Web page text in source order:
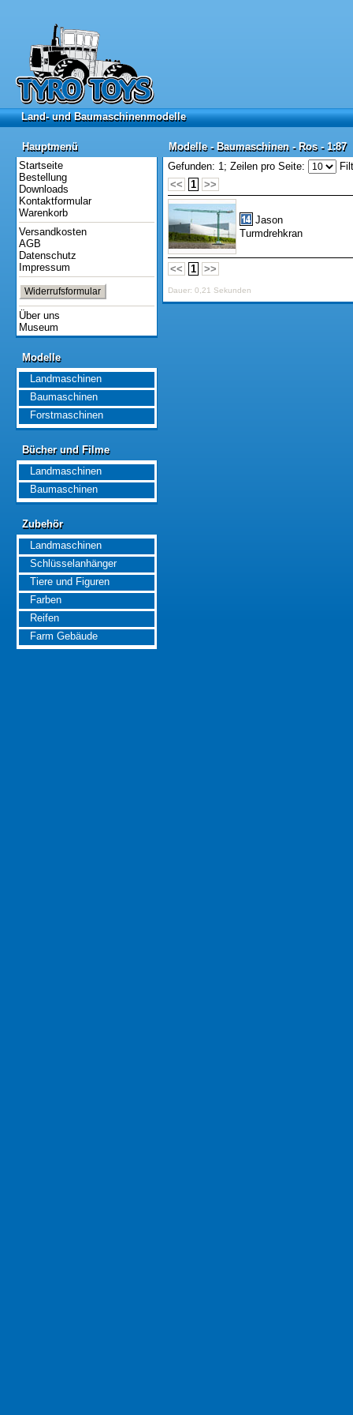
Land- und Baumaschinenmodelle
Land- und Baumaschinenmodelle
Hauptmenü
Hauptmenü
Startseite
Bestellung
Downloads
Kontaktformular
Warenkorb
Versandkosten
AGB
Datenschutz
Impressum
Widerrufsformular
Über uns
Museum
Modelle
Modelle
Landmaschinen
Baumaschinen
Forstmaschinen
Bücher und Filme
Bücher und Filme
Landmaschinen
Baumaschinen
Zubehör
Zubehör
Landmaschinen
Schlüsselanhänger
Tiere und Figuren
Farben
Reifen
Farm Gebäude
Modelle - Baumaschinen - Ros - 1:87
Modelle - Baumaschinen - Ros - 1:87
Gefunden: 1; Zeilen pro Seite:
<<
1 >>
Jason
Turmdrehkran
<< 1 >>
Dauer: 0,21 Sekunden